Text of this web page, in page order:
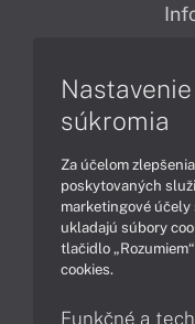
súkromia
Za účelom
poskytovaných
marketingové účely
ukladajú súbory
tlačidlo
cookies.
Funkčné a